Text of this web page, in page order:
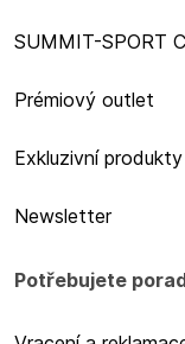
SUMMIT-SPORT
Prémiový outlet
Exkluzivní produkty
Newsletter
Potřebujete